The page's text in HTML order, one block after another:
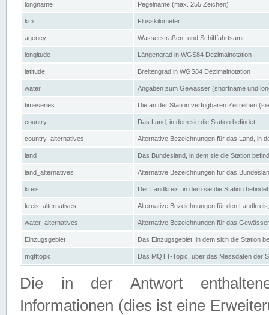
longname Pegelname (max. 255 Zeichen)
km Flusskilometer
agency Wasserstraßen- und Schifffahrtsamt
longitude Längengrad in WGS84 Dezimalnotation
latitude Breitengrad in WGS84 Dezimalnotation
water Angaben zum Gewässer (shortname und
timeseries Die an der Station verfügbaren Zeitreihen
country Das Land, in dem sie die Station befindet
country_alternatives Alternative Bezeichnungen für das Land, in
land Das Bundesland, in dem sie die Station
land_alternatives Alternative Bezeichnungen für das
kreis Der Landkreis, in dem sie die Station befindet
kreis_alternatives Alternative Bezeichnungen für den
water_alternatives Alternative Bezeichnungen für das
Einzugsgebiet Das Einzugsgebiet, in dem sich die Station
mqtttopic Das MQTT-Topic, über das Messdaten der
Die in der Antwort
Informationen (dies ist eine